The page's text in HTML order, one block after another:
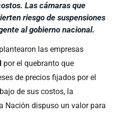
Las cámaras que
riesgo de suspensiones
al gobierno nacional.
las empresas
por el quebranto que
de precios fijados por el
de sus costos, la
Nación dispuso un valor para